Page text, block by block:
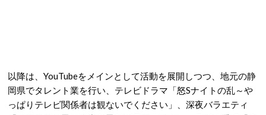
以降は、YouTubeをメインとして活動を展開しつつ、地元の静
岡県でタレント業を行い、テレビドラマ「怒Sナイトの乱～や
っぱりテレビ関係者は観ないでください」、深夜バラエティ